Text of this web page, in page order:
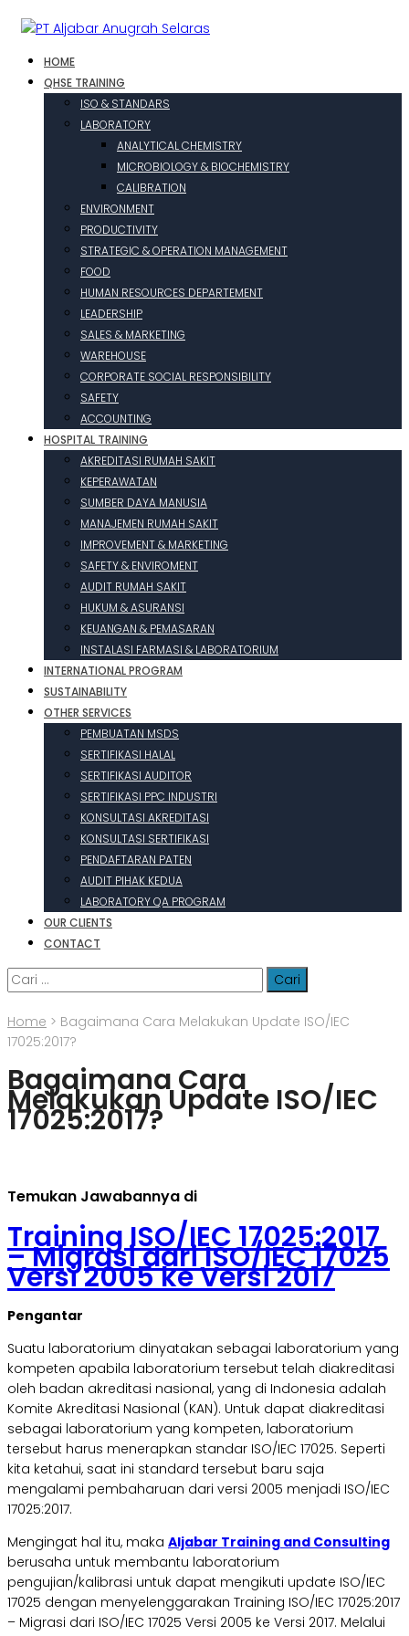
HOME
QHSE TRAINING
ISO & STANDARS
LABORATORY
ANALYTICAL CHEMISTRY
MICROBIOLOGY & BIOCHEMISTRY
CALIBRATION
ENVIRONMENT
PRODUCTIVITY
STRATEGIC & OPERATION MANAGEMENT
FOOD
HUMAN RESOURCES DEPARTEMENT
LEADERSHIP
SALES & MARKETING
WAREHOUSE
CORPORATE SOCIAL RESPONSIBILITY
SAFETY
ACCOUNTING
HOSPITAL TRAINING
AKREDITASI RUMAH SAKIT
KEPERAWATAN
SUMBER DAYA MANUSIA
MANAJEMEN RUMAH SAKIT
IMPROVEMENT & MARKETING
SAFETY & ENVIROMENT
AUDIT RUMAH SAKIT
HUKUM & ASURANSI
KEUANGAN & PEMASARAN
INSTALASI FARMASI & LABORATORIUM
INTERNATIONAL PROGRAM
SUSTAINABILITY
OTHER SERVICES
PEMBUATAN MSDS
SERTIFIKASI HALAL
SERTIFIKASI AUDITOR
SERTIFIKASI PPC INDUSTRI
KONSULTASI AKREDITASI
KONSULTASI SERTIFIKASI
PENDAFTARAN PATEN
AUDIT PIHAK KEDUA
LABORATORY QA PROGRAM
OUR CLIENTS
CONTACT
Cari
untuk:
Home > Bagaimana Cara Melakukan Update ISO/IEC
17025:2017?
Bagaimana Cara
Melakukan Update ISO/IEC
17025:2017?
Temukan Jawabannya di
Training ISO/IEC 17025:2017
– Migrasi dari ISO/IEC 17025
Versi 2005 ke Versi 2017
Pengantar
Suatu laboratorium dinyatakan sebagai laboratorium yang
kompeten apabila laboratorium tersebut telah diakreditasi
oleh badan akreditasi nasional, yang di Indonesia adalah
Komite Akreditasi Nasional (KAN). Untuk dapat diakreditasi
sebagai laboratorium yang kompeten, laboratorium
tersebut harus menerapkan standar ISO/IEC 17025. Seperti
kita ketahui, saat ini standard tersebut baru saja
mengalami pembaharuan dari versi 2005 menjadi ISO/IEC
17025:2017.
Mengingat hal itu, maka Aljabar Training and Consulting
berusaha untuk membantu laboratorium
pengujian/kalibrasi untuk dapat mengikuti update ISO/IEC
17025 dengan menyelenggarakan Training ISO/IEC 17025:2017
– Migrasi dari ISO/IEC 17025 Versi 2005 ke Versi 2017. Melalui